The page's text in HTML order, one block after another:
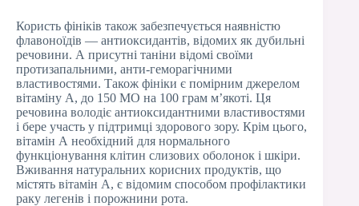
Користь фініків також забезпечується наявністю
флавоноїдів — антиоксидантів, відомих як дубильні
речовини. А присутні таніни відомі своїми
протизапальними, анти-геморагічними
властивостями. Також фініки є помірним джерелом
вітаміну А, до 150 МО на 100 грам м’якоті. Ця
речовина володіє антиоксидантними властивостями
і бере участь у підтримці здорового зору. Крім цього,
вітамін А необхідний для нормального
функціонування клітин слизових оболонок і шкіри.
Вживання натуральних корисних продуктів, що
містять вітамін А, є відомим способом профілактики
раку легенів і порожнини рота.